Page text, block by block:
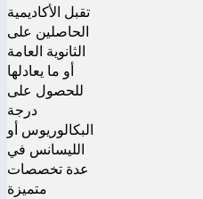
تقبل الأكاديمية
الحاصلين على
الثانوية العامة
أو ما يعادلها
للحصول على
درجة
البكالوريوس أو
الليسانس في
عدة تخصصات
متميزة